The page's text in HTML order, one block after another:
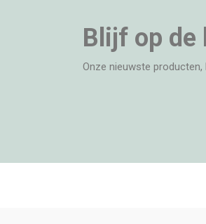
Blijf op de
Onze nieuwste producten,